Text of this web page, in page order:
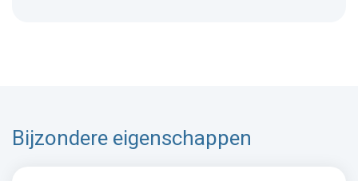
Bijzondere eigenschappen